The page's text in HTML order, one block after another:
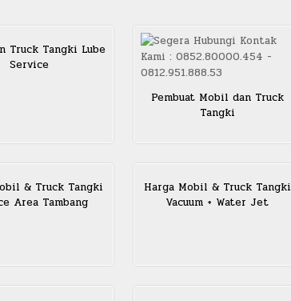
Truck Tangki Lube
Service
Pembuat Mobil dan Truck
Tangki
& Truck Tangki
Area Tambang
Harga Mobil & Truck Tangki
Vacuum + Water Jet